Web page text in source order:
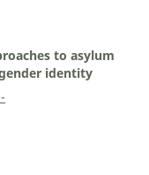
to asylum
identity